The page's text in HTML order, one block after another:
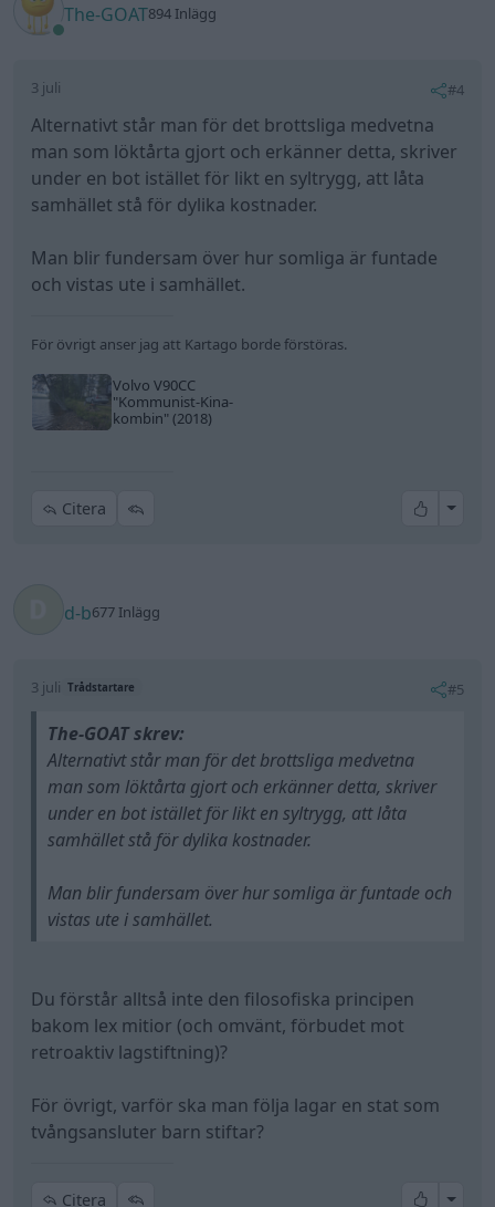
The-GOAT894 Inlägg
3 juli #4
Alternativt står man för det brottsliga medvetna
man som löktårta gjort och erkänner detta, skriver
under en bot istället för likt en syltrygg, att låta
samhället stå för dylika kostnader.
Man blir fundersam över hur somliga är funtade
och vistas ute i samhället.
För övrigt anser jag att Kartago borde förstöras.
Volvo V90CC
"Kommunist-Kina-
kombin"(2018)
Citera All
d-b677 Inlägg
3 juli Trådstartare #5
The-GOAT skrev:
Alternativt står man för det brottsliga medvetna
man som löktårta gjort och erkänner detta, skriver
under en bot istället för likt en syltrygg, att låta
samhället stå för dylika kostnader.
Man blir fundersam över hur somliga är funtade och
vistas ute i samhället.
Du förstår alltså inte den filosofiska principen
bakom lex mitior (och omvänt, förbudet mot
retroaktiv lagstiftning)?
För övrigt, varför ska man följa lagar en stat som
tvångsansluter barn stiftar?
Citera All